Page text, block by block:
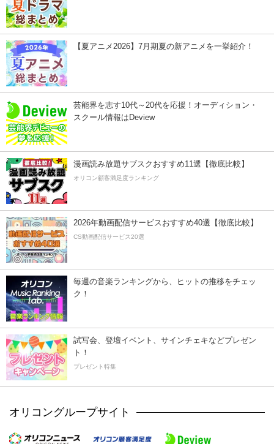
【夏アニメ2026】7月期夏の新アニメを一挙紹介！
芸能界を志す10代～20代を応援！オーディション・
スクール情報はDeview
漫画読み放題サブスクおすすめ11選【徹底比較】
オリコン顧客満足度ランキング
2026年動画配信サービスおすすめ40選【徹底比較】
CS動画配信サービス20選
毎週の音楽ランキングから、ヒットの推移をチェッ
ク！
試写会、登壇イベント、サインチェキなどプレゼン
ト！
プレゼント特集
オリコングループサイト